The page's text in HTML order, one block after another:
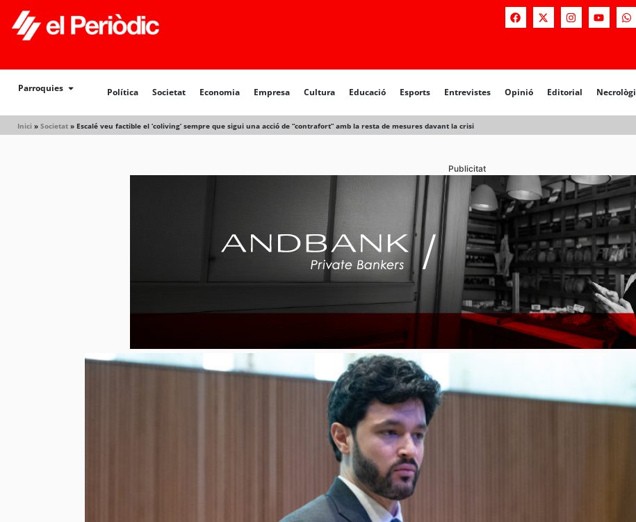
Parroquies Política Societat Economia Empresa Cultura Educació Esports Entrevistes Opinió Editorial
Inici » Societat » Escalé veu factible el ‘coliving’ sempre que sigui una acció de “contrafort” amb la resta de mesures davant la crisi
Política Societat Opinió Editorial Necrològiques
Publicitat